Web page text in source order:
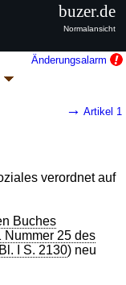
Änderungsalarm
und
→ Artikel 1
verordnet auf
Buches
Nummer 25 des
I S. 2130) neu
buzer.de
Normalansicht